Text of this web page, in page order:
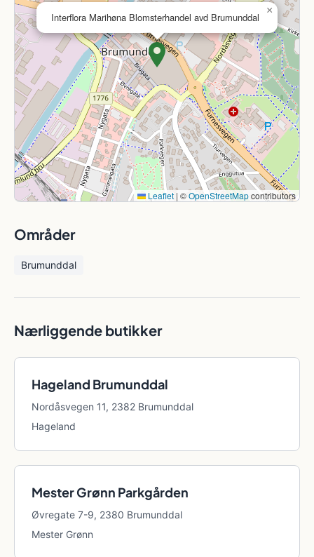
Interflora Marihøna Blomsterhandel avd Brumunddal
×
Leaflet | ©OpenStreetMapcontributors
Områder
Brumunddal
Nærliggende butikker
Hageland Brumunddal
Nordåsvegen 11, 2382 Brumunddal
Hageland
Mester Grønn Parkgården
Øvregate 7-9, 2380 Brumunddal
Mester Grønn